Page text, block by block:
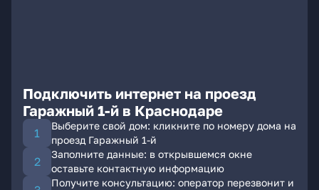
Подключить интернет на проезд
Гаражный 1-й в Краснодаре
Выберите свой дом: кликните по номеру дома на
проезд Гаражный 1-й
Заполните данные: в открывшемся окне
оставьте контактную информацию
Получите консультацию: оператор перезвонит и